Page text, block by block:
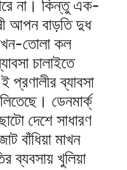
না। কিন্তু এক-
আপন বাড়তি দুধ
তোলা কল
চালাইতে
ব্যাবসা
ডেনমার্ক্‌
দেশে সাধারণ
বাঁধিয়া মাখন
ব্যবসায় খুলিয়া